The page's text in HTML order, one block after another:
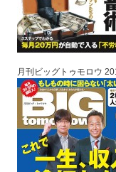
月刊ビッグトゥモロウ